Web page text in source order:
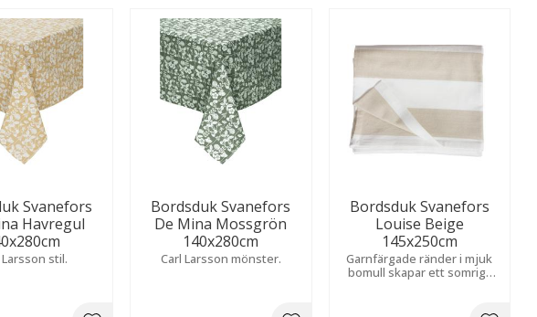
Svanefors
Havregul
Larsson stil.
Bordsduk Svanefors
De Mina Mossgrön
140x280cm
Carl Larsson mönster.
Bordsduk Svanefors
Louise Beige
145x250cm
Garnfärgade ränder i mjuk
bomull skapar ett somrigt